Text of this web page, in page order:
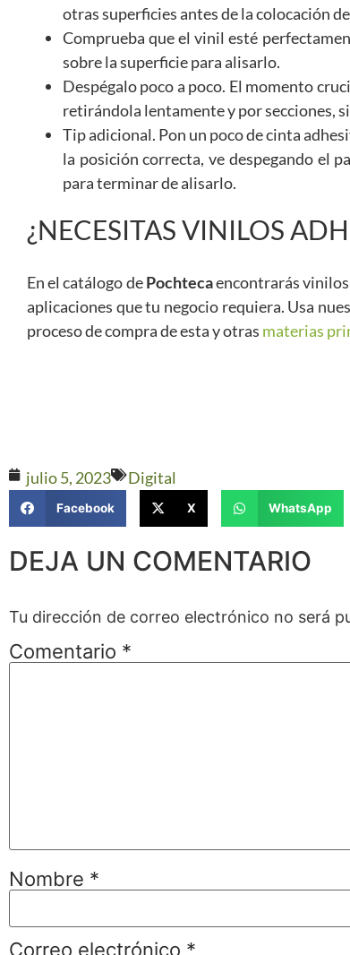
otras superficies antes de la colocación
Comprueba que el vinil esté
sobre la superficie para alisarlo.
Despégalo poco a poco. El momento
retirándola lentamente y por secciones,
Tip adicional. Pon un poco de cinta
la posición correcta, ve despegando el
para terminar de alisarlo.
¿NECESITAS VINILOS
En el catálogo dePochtecaencontrarás vinilos
aplicaciones que tu negocio requiera. Usa
proceso de compra de esta y otras materias
julio 5, 2023 Digital
Facebook X WhatsApp
DEJA UN COMENTARIO
Tu dirección de correo electrónico no será
Comentario *
Nombre *
Correo electrónico *